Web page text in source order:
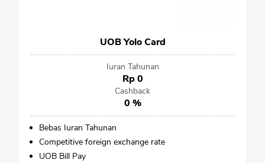
UOB Yolo Card
Iuran Tahunan
Rp 0
Cashback
0 %
Bebas Iuran Tahunan
Competitive foreign exchange rate
UOB Bill Pay